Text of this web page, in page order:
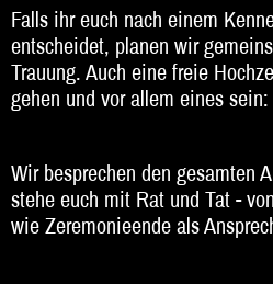
Walk-Act
Weltmusik
Sonstiges
Beratung
Impressum
Falls ihr euch nach einem
entscheidet, planen wir
Trauung. Auch eine freie
gehen und vor allem eines
Wir besprechen den gesamten
stehe euch mit Rat und Tat -
wie Zeremonieende als